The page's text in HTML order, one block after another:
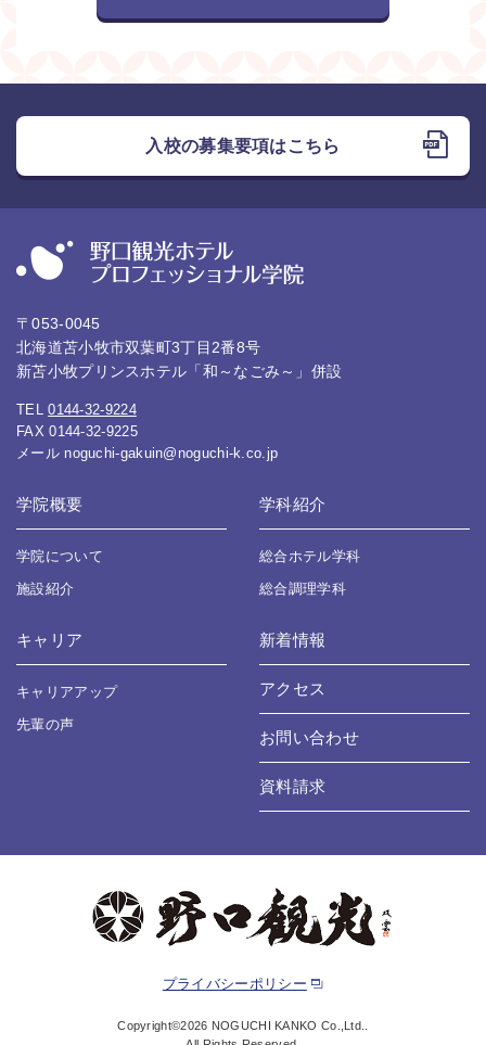
入校の募集要項はこちら
〒053-0045
北海道苫小牧市双葉町3丁目2番8号
新苫小牧プリンスホテル「和～なごみ～」併設
TEL0144-32-9224
FAX 0144-32-9225
メール noguchi-gakuin@noguchi-k.co.jp
学院概要
学院について
施設紹介
学科紹介
総合ホテル学科
総合調理学科
キャリア
キャリアアップ
先輩の声
新着情報
アクセス
お問い合わせ
資料請求
プライバシーポリシー
Copyright©2026 NOGUCHI KANKO Co.,Ltd..